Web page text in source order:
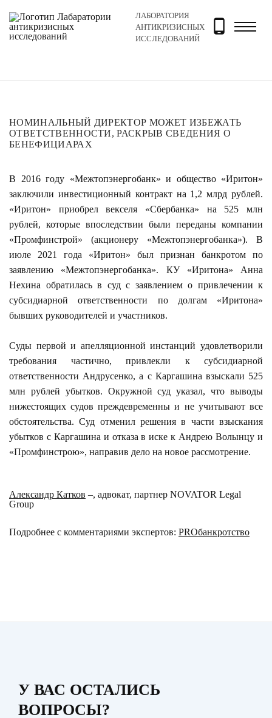
ЛАБОРАТОРИЯ
АНТИКРИЗИСНЫХ
ИССЛЕДОВАНИЙ
Главная Новости и блог Блог Номинальный
НОМИНАЛЬНЫЙ ДИРЕКТОР МОЖЕТ ИЗБЕЖАТЬ
ОТВЕТСТВЕННОСТИ, РАСКРЫВ СВЕДЕНИЯ О
БЕНЕФИЦИАРАХ
В 2016 году «Межтопэнергобанк» и общество «Иритон»
заключили инвестиционный контракт на 1,2 млрд рублей.
«Иритон» приобрел векселя «Сбербанка» на 525 млн
рублей, которые впоследствии были переданы компании
«Промфинстрой» (акционеру «Межтопэнергобанка»). В
июле 2021 года «Иритон» был признан банкротом по
заявлению «Межтопэнергобанка». КУ «Иритона» Анна
Нехина обратилась в суд с заявлением о привлечении к
субсидиарной ответственности по долгам «Иритона»
бывших руководителей и участников.
Суды первой и апелляционной инстанций удовлетворили
требования частично, привлекли к субсидиарной
ответственности Андрусенко, а с Каргашина взыскали 525
млн рублей убытков. Окружной суд указал, что выводы
нижестоящих судов преждевременны и не учитывают все
обстоятельства. Суд отменил решения в части взыскания
убытков с Каргашина и отказа в иске к Андрею Волынцу и
«Промфинстрою», направив дело на новое рассмотрение.
Александр Катков –, адвокат, партнер NOVATOR Legal
Group
Подробнее с комментариями экспертов: PROбанкротство
У ВАС ОСТАЛИСЬ
ВОПРОСЫ?